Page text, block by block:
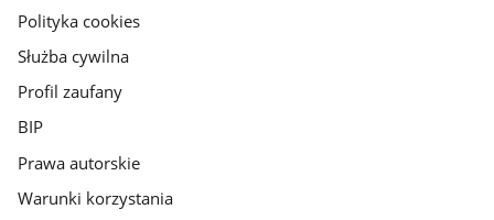
gov.pl
Polityka cookies
Służba cywilna
Profil zaufany
BIP
Prawa autorskie
Warunki korzystania